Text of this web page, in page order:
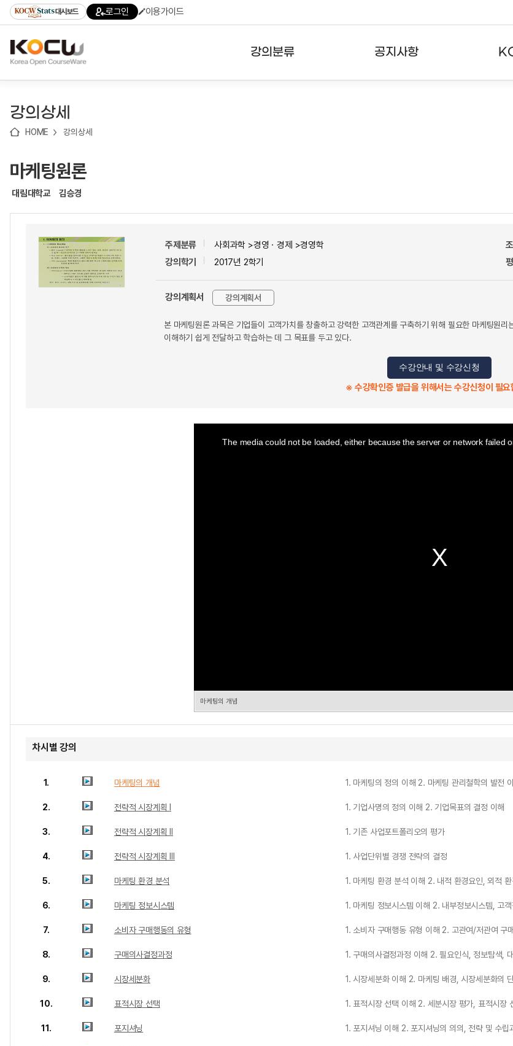
기
기
기
content)
가
대시보드 로그인 이용가이드
강의분류 공지사항
강의상세
HOME 강의상세
마케팅원론
대림대학교 김승경
주제분류
사회과학 >경영ㆍ경제 >경영학
강의학기
2017년 2학기
강의계획서 강의계획서
본 마케팅원론 과목은 기업들이 고객가치를 창출하고 강력한 고객관계를 구축하기 위해 필요한 마케팅원
이해하기 쉽게 전달하고 학습하는 데 그 목표를 두고 있다.
수강안내 및 수강신청
※ 수강확인증 발급을 위해서는 수강신청이 필요
The media could not be loaded, either because the server or network failed
마케팅의 개념
차시별 강의
1. 마케팅의 개념 1. 마케팅의 정의 이해 2. 마케팅 관리철학의 발전
2. 전략적 시장계획 Ⅰ 1. 기업사명의 정의 이해 2. 기업목표의 결정 이해
3. 전략적 시장계획 Ⅱ 1. 기존 사업포트폴리오의 평가
4. 전략적 시장계획 Ⅲ 1. 사업단위별 경쟁 전략의 결정
5. 마케팅 환경 분석 1. 마케팅 환경 분석 이해 2. 내적 환경요인, 외적 환
6. 마케팅 정보시스템 1. 마케팅 정보시스템 이해 2. 내부정보시스템, 고
7. 소비자 구매행동의 유형 1. 소비자 구매행동 유형 이해 2. 고관여/저관여 구
8. 구매의사결정과정 1. 구매의사결정과정 이해 2. 필요인식, 정보탐색,
9. 시장세분화 1. 시장세분화 이해 2. 마케팅 배경, 시장세분화의
10. 표적시장 선택 1. 표적시장 선택 이해 2. 세분시장 평가, 표적시장
11. 포지셔닝 1. 포지셔닝 이해 2. 포지셔닝의 의의, 전략 및 수립